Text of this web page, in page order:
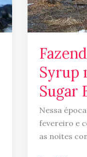
Syrup
Sugar
Nessa
fevereiro e
as noites
Bush